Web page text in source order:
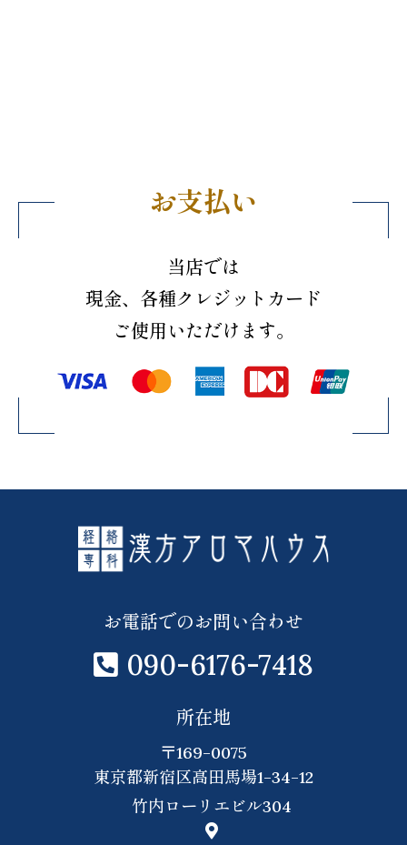
お支払い
当店では
現金、各種クレジットカード
ご使用いただけます。
お電話でのお問い合わせ
090-6176-7418
所在地
169-0075
東京都新宿区高田馬場1-34-12
竹内ローリエビル304